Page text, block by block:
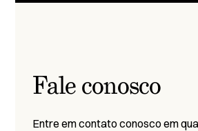
Fale conosco
Entre em contato conosco em